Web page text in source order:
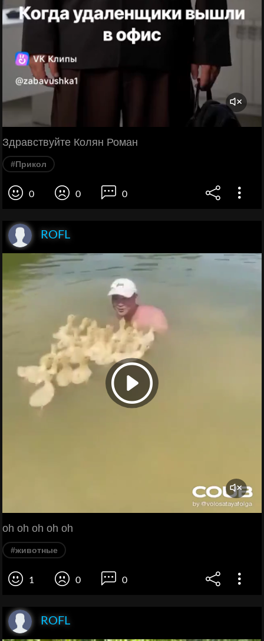
Здравствуйте Колян Роман
#Прикол
0 0 0
ROFL
oh oh oh oh oh
#животные
1 0 0
ROFL